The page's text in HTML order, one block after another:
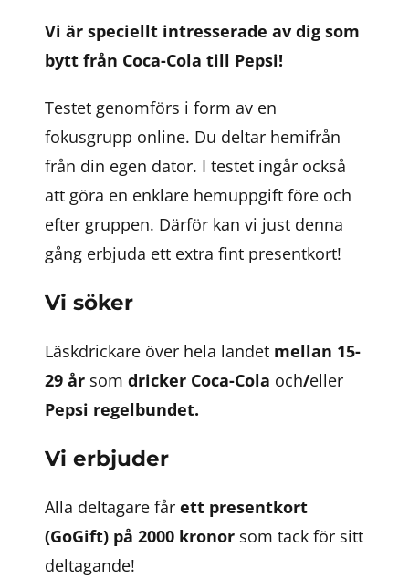
Vi är speciellt intresserade av dig som
bytt från Coca-Cola till Pepsi!
Testet genomförs i form av en
fokusgrupp online. Du deltar hemifrån
från din egen dator. I testet ingår också
att göra en enklare hemuppgift före och
efter gruppen. Därför kan vi just denna
gång erbjuda ett extra fint presentkort!
Vi söker
Läskdrickare över hela landet mellan 15-
29 år somdricker Coca-Cola och/eller
Pepsi regelbundet.
Vi erbjuder
Alla deltagare fårett presentkort
(GoGift) på 2000 kronor som tack för sitt
deltagande!